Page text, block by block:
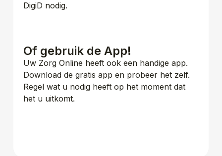
DigiD nodig.
Of gebruik de App!
Uw Zorg Online heeft ook een handige app.
Download de gratis app en probeer het zelf.
Regel wat u nodig heeft op het moment dat
het u uitkomt.